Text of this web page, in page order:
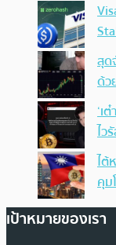
สุด
ด้ว
‘เ
ไว
ไต้
คุม
เป้าหมายของเรา